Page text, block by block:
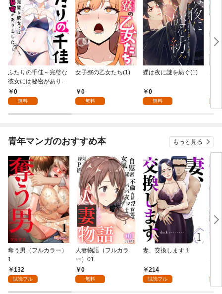
ふたりの千佳～完璧な
彼女には秘密がありま
した(1)
0
無料
女子寮の乙女たち(1)
0
無料
蝶は夜に謎を紡ぐ(1)
0
無料
青年マンガのおすすめ本 もっと見る
奪う男（フルカラー）
1
132
試読フル
人妻物語（フルカラ
ー）01
0
無料
妻、交換します１
214
試読フル
な